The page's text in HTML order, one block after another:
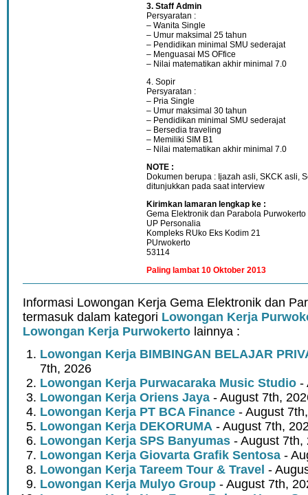
3. Staff Admin
Persyaratan :
– Wanita Single
– Umur maksimal 25 tahun
– Pendidikan minimal SMU sederajat
– Menguasai MS OFfice
– Nilai matematikan akhir minimal 7.0
4. Sopir
Persyaratan :
– Pria Single
– Umur maksimal 30 tahun
– Pendidikan minimal SMU sederajat
– Bersedia traveling
– Memiliki SIM B1
– Nilai matematikan akhir minimal 7.0
NOTE :
Dokumen berupa : Ijazah asli, SKCK asli,
ditunjukkan pada saat interview
Kirimkan lamaran lengkap ke :
Gema Elektronik dan Parabola Purwokerto
UP Personalia
Kompleks RUko Eks Kodim 21
PUrwokerto
53114
Paling lambat 10 Oktober 2013
Informasi Lowongan Kerja Gema Elektronik dan
termasuk dalam kategori Lowongan Kerja
Lowongan Kerja Purwokerto lainnya :
Lowongan Kerja BIMBINGAN BELAJAR
7th, 2026
Lowongan Kerja Purwacaraka Music Studio -
Lowongan Kerja Oriens Jaya - August 7th,
Lowongan Kerja PT BCA Finance - August
Lowongan Kerja DEKORUMA - August 7th,
Lowongan Kerja SPS Banyumas - August 7th,
Lowongan Kerja Giovarta Grafik Sentosa -
Lowongan Kerja Tareem Tour & Travel -
Lowongan Kerja Mulyo Group - August 7th,